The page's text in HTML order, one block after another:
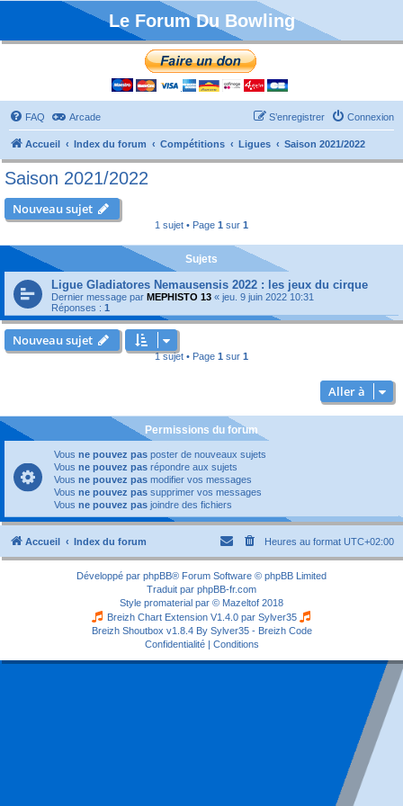
Le Forum Du Bowling
FAQ Arcade Connexion
S’enregistrer
Accueil Index du forum Compétitions Ligues Saison 2021/2022
Saison 2021/2022
Nouveau sujet
1 sujet • Page 1 sur 1
Sujets
Ligue Gladiatores Nemausensis 2022 : les jeux du cirque
Dernier message par MEPHISTO 13 « jeu. 9 juin 2022 10:31
Réponses : 1
Nouveau sujet
1 sujet • Page 1 sur 1
Aller à
Permissions du forum
Vous ne pouvez pas poster de nouveaux sujets
Vous ne pouvez pas répondre aux sujets
Vous ne pouvez pas modifier vos messages
Vous ne pouvez pas supprimer vos messages
Vous ne pouvez pas joindre des fichiers
Accueil Index du forum Heures au format UTC+02:00
Développé par phpBB® Forum Software © phpBB Limited
Traduit par phpBB-fr.com
Style promaterial par © Mazeltof 2018
Breizh Chart Extension V1.4.0 par Sylver35
Breizh Shoutbox v1.8.4 By Sylver35 - Breizh Code
Confidentialité| Conditions